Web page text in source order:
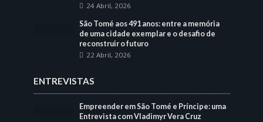
24 Abril, 2026
São Tomé aos 491 anos: entre a memória
de uma cidade exemplar e o desafio de
reconstruir o futuro
22 Abril, 2026
ENTREVISTAS
Empreender em São Tomé e Príncipe: uma
Entrevista com Vladimyr Vera Cruz